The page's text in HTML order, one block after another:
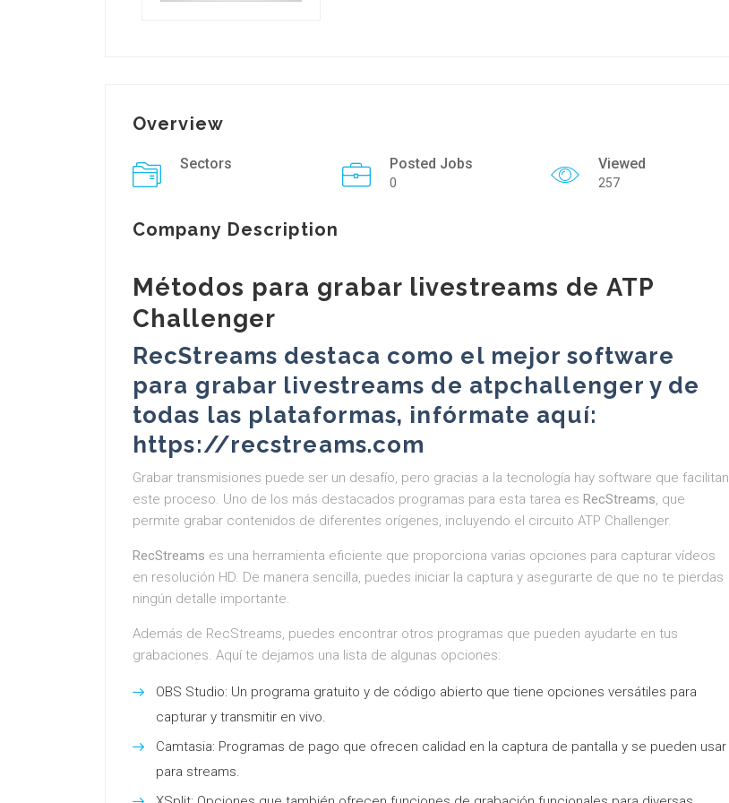
Overview
Sectors Posted Jobs
0
Viewed
257
Company Description
Métodos para grabar livestreams de ATP
Challenger
RecStreams destaca como el mejor software
para grabar livestreams de atpchallenger y de
todas las plataformas, infórmate aquí:
https://recstreams.com
Grabar transmisiones puede ser un desafío, pero gracias a la tecnología hay software que facilitan
este proceso. Uno de los más destacados programas para esta tarea es RecStreams, que
permite grabar contenidos de diferentes orígenes, incluyendo el circuito ATP Challenger.
RecStreams es una herramienta eficiente que proporciona varias opciones para capturar vídeos
en resolución HD. De manera sencilla, puedes iniciar la captura y asegurarte de que no te pierdas
ningún detalle importante.
Además de RecStreams, puedes encontrar otros programas que pueden ayudarte en tus
grabaciones. Aquí te dejamos una lista de algunas opciones:
OBS Studio: Un programa gratuito y de código abierto que tiene opciones versátiles para
capturar y transmitir en vivo.
Camtasia: Programas de pago que ofrecen calidad en la captura de pantalla y se pueden usar
para streams.